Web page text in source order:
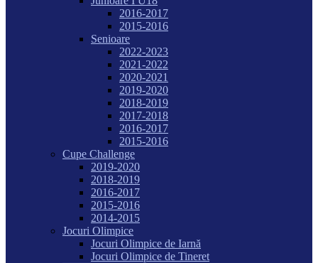
2016-2017
2015-2016
Senioare
2022-2023
2021-2022
2020-2021
2019-2020
2018-2019
2017-2018
2016-2017
2015-2016
Cupe Challenge
2019-2020
2018-2019
2016-2017
2015-2016
2014-2015
Jocuri Olimpice
Jocuri Olimpice de Iarnă
Jocuri Olimpice de Tineret